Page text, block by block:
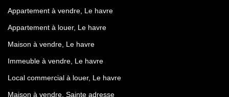
Appartement à vendre, Le havre
Appartement à louer, Le havre
Maison à vendre, Le havre
Immeuble à vendre, Le havre
Local commercial à louer, Le havre
Maison à vendre, Sainte adresse